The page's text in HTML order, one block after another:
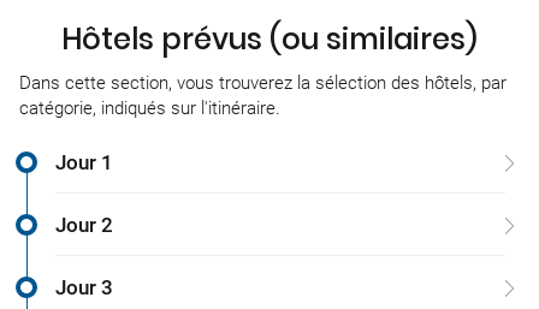
Hôtels prévus (ou similaires)
Dans cette section, vous trouverez la sélection des hôtels, par
catégorie, indiqués sur l'itinéraire.
Jour 1
Jour 2
Jour 3